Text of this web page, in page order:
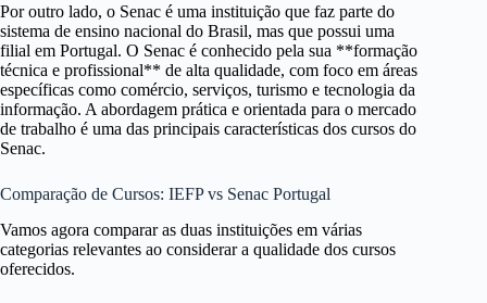
Por outro lado, o Senac é uma instituição que faz parte do
sistema de ensino nacional do Brasil, mas que possui uma
filial em Portugal. O Senac é conhecido pela sua **formação
técnica e profissional** de alta qualidade, com foco em áreas
específicas como comércio, serviços, turismo e tecnologia da
informação. A abordagem prática e orientada para o mercado
de trabalho é uma das principais características dos cursos do
Senac.
Comparação de Cursos: IEFP vs Senac Portugal
Vamos agora comparar as duas instituições em várias
categorias relevantes ao considerar a qualidade dos cursos
oferecidos.